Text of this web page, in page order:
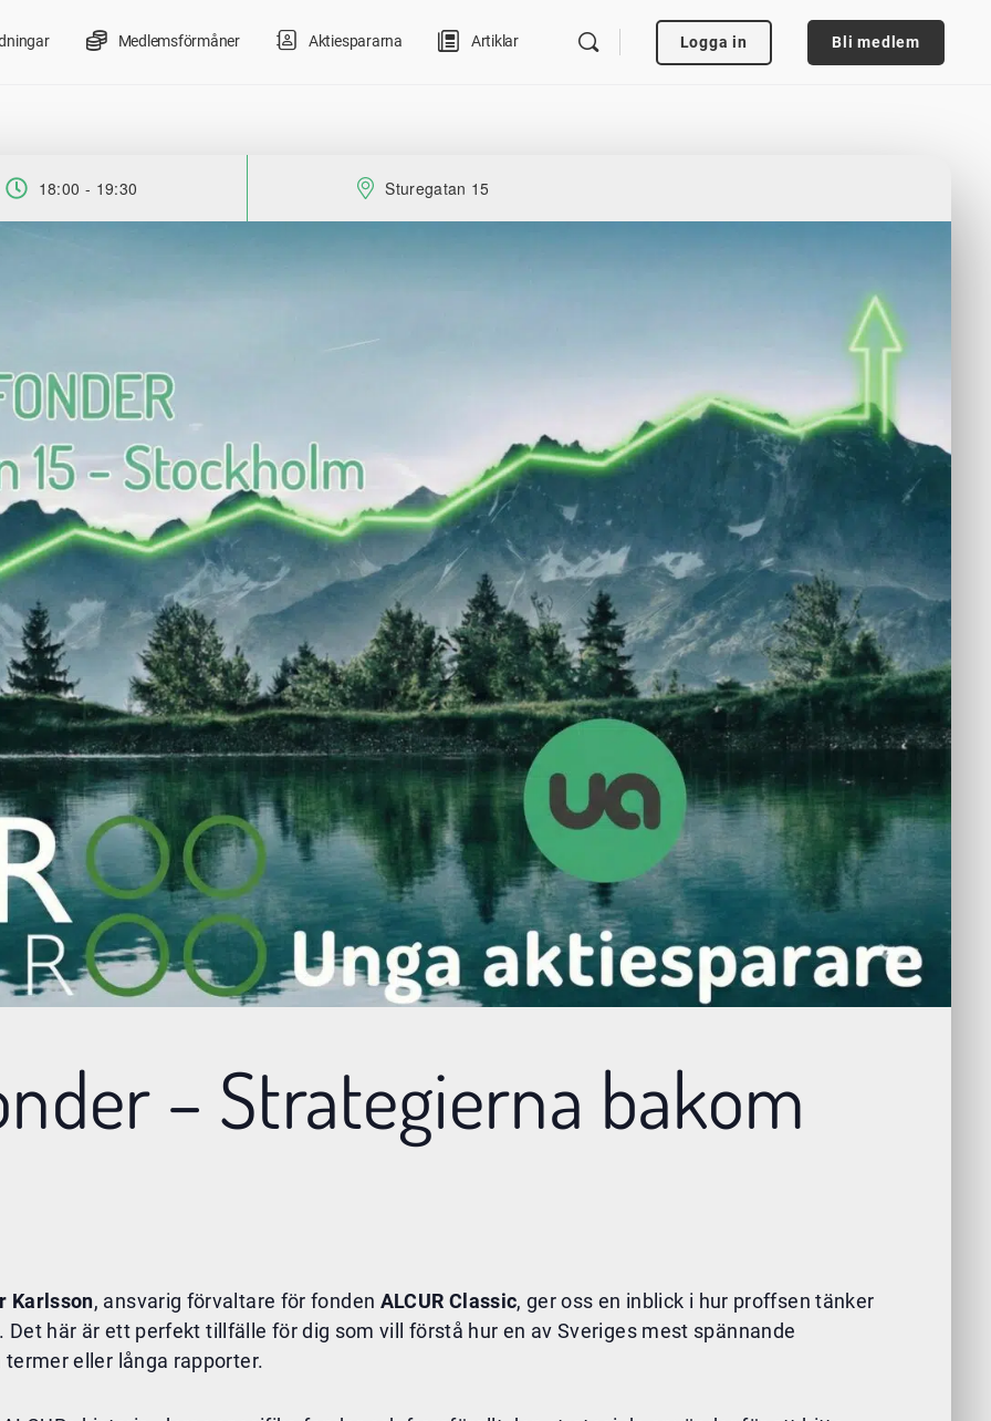
Medlemsförmåner Aktiespararna Artiklar Logga in Bli medlem
Tid:
18:00 - 19:30
Plats:
Sturegatan 15
– Strategierna bakom
Karlsson, ansvarig förvaltare för fonden ALCUR Classic, ger oss en inblick i hur proffsen tänker
här är ett perfekt tillfälle för dig som vill förstå hur en av Sveriges mest spännande
eller långa rapporter.